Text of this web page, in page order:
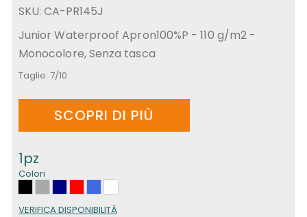
SKU: CA-PR145J
Junior Waterproof Apron100%P - 110 g/m2 -
Monocolore, Senza tasca
Taglie: 7/10
SCOPRI DI PIÙ
1pz
Colori
VERIFICA DISPONIBILITÀ